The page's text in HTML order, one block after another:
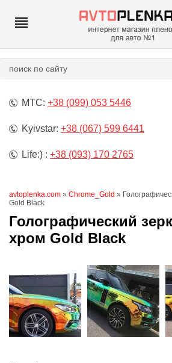
МТС: +38 (099) 053 5446
Kyivstar: +38 (067) 599 6441
Life:) : +38 (093) 170 2765
avtoplenka.com » Chrome_Gold »
Gold Black
Голографический
хром Gold Black